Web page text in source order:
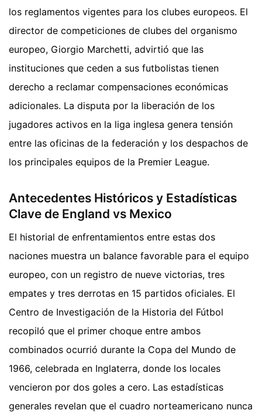
los reglamentos vigentes para los clubes europeos. El
director de competiciones de clubes del organismo
europeo, Giorgio Marchetti, advirtió que las
instituciones que ceden a sus futbolistas tienen
derecho a reclamar compensaciones económicas
adicionales. La disputa por la liberación de los
jugadores activos en la liga inglesa genera tensión
entre las oficinas de la federación y los despachos de
los principales equipos de la Premier League.
Antecedentes Históricos y Estadísticas
Clave de England vs Mexico
El historial de enfrentamientos entre estas dos
naciones muestra un balance favorable para el equipo
europeo, con un registro de nueve victorias, tres
empates y tres derrotas en 15 partidos oficiales. El
Centro de Investigación de la Historia del Fútbol
recopiló que el primer choque entre ambos
combinados ocurrió durante la Copa del Mundo de
1966, celebrada en Inglaterra, donde los locales
vencieron por dos goles a cero. Las estadísticas
generales revelan que el cuadro norteamericano nunca